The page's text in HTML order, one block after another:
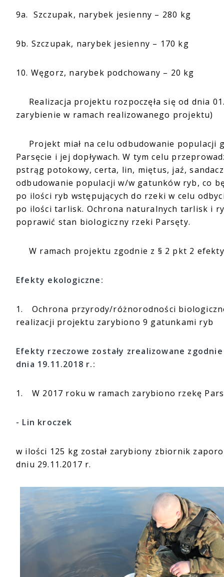
9a. Szczupak, narybek jesienny – 280 kg
9b. Szczupak, narybek jesienny – 170 kg
10. Węgorz, narybek podchowany – 20 kg
Realizacja projektu rozpoczęła się od dnia
zarybienie w ramach realizowanego projektu)
Projekt miał na celu odbudowanie populacji
Parsęcie i jej dopływach. W tym celu
pstrąg potokowy, certa, lin, miętus, jaź,
odbudowanie populacji w/w gatunków ryb, co
po ilości ryb wstępujących do rzeki w celu
po ilości tarlisk. Ochrona naturalnych tarlisk i
poprawić stan biologiczny rzeki Parsęty.
W ramach projektu zgodnie z § 2 pkt 2 efekty
Efekty ekologiczne:
1.
Ochrona przyrody/różnorodności
realizacji projektu zarybiono 9 gatunkami ryb
Efekty rzeczowe zostały zrealizowane
dnia 19.11.2018 r.:
1. W 2017 roku w ramach zarybiono rzekę
- Lin kroczek
w ilości 125 kg został zarybiony zbiornik
dniu 29.11.2017 r.